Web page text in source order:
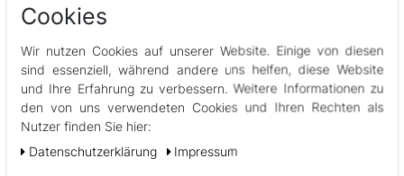
& Zubehör
Cookies
Wir nutzen Cookies auf unserer Website. Einige von diesen
sind essenziell, während andere uns helfen, diese Website
und Ihre Erfahrung zu verbessern. Weitere Informationen zu
den von uns verwendeten Cookies und Ihren Rechten als
Nutzer finden Sie hier:
Daten­schutz­erklärung
Impressum